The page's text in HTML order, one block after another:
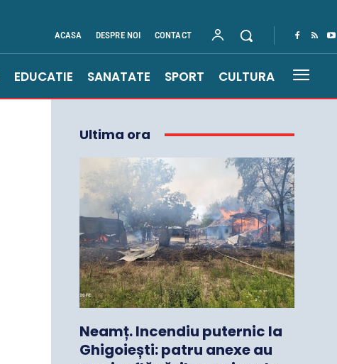
ACASA DESPRE NOI CONTACT
EDUCATIE SANATATE SPORT CULTURA
Ultima ora
Neamț. Incendiu puternic la
Ghigoiești: patru anexe au